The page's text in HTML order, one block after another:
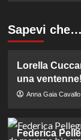
Sapevi che…
Lorella
una
Anna Gaia Cavallo
Federica